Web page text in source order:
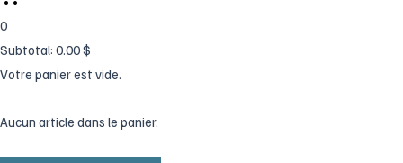
0
Subtotal: 0.00$
Votre panier est vide.
Aucun article dans le panier.